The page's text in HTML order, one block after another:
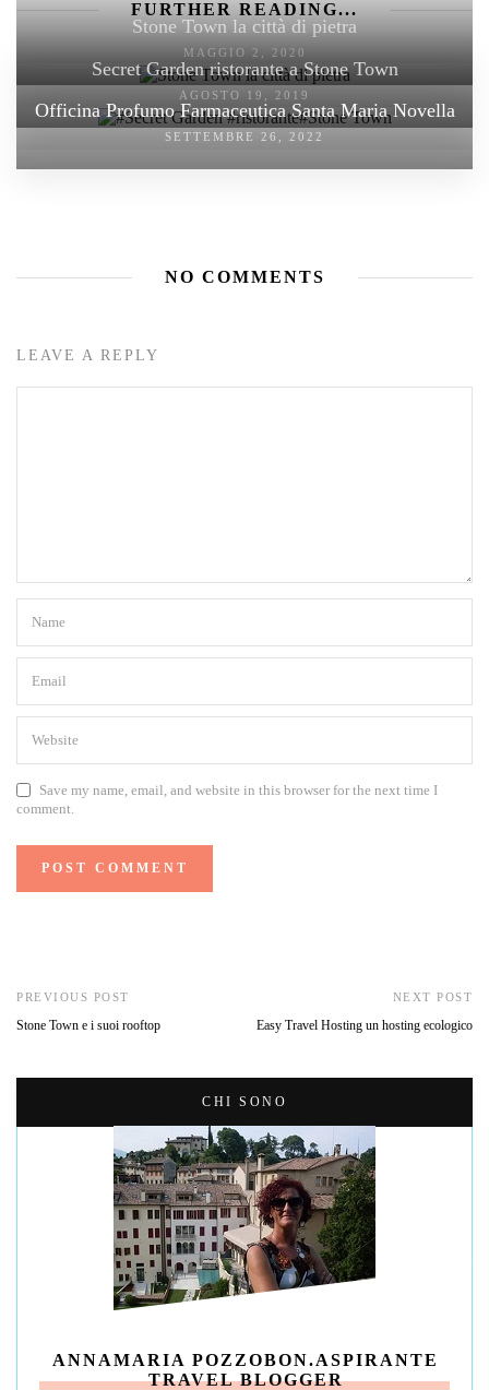
FURTHER READING...
Stone Town la città di pietra
MAGGIO 2, 2020
Secret Garden ristorante a Stone Town
AGOSTO 19, 2019
Officina Profumo Farmaceutica Santa Maria Novella
SETTEMBRE 26, 2022
NO COMMENTS
LEAVE A REPLY
Save my name, email, and website in this browser for the next time I
comment.
PREVIOUS POST
Stone Town e i suoi rooftop
NEXT POST
Easy Travel Hosting un hosting ecologico
CHI SONO
ANNAMARIA POZZOBON.ASPIRANTE
TRAVEL BLOGGER